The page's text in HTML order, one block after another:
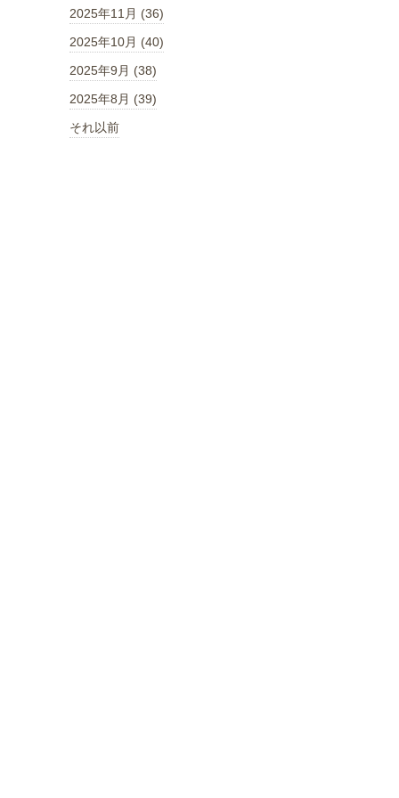
2025年11月 (36)
2025年10月 (40)
2025年9月 (38)
2025年8月 (39)
それ以前